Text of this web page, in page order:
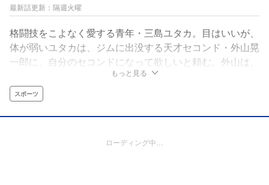
最新話更新：隔週火曜
格闘技をこよなく愛する青年・三島ユタカ。目はいいが、
体が弱いユタカは、ジムに出没する天才セコンド・外山晃
一郎に、自分のセコンドになって欲しいと頼む。外山は、
組んだ人間を誰でも勝たせてしまう天才トレーナーであ
り、金に五月蠅く、そしてアル中であった。「無敗」の戦
績で国内最強になる事こそ、MMA(総合格闘技)の頂点への
最速ルート……
もっと見る
スポーツ
ローディング中…